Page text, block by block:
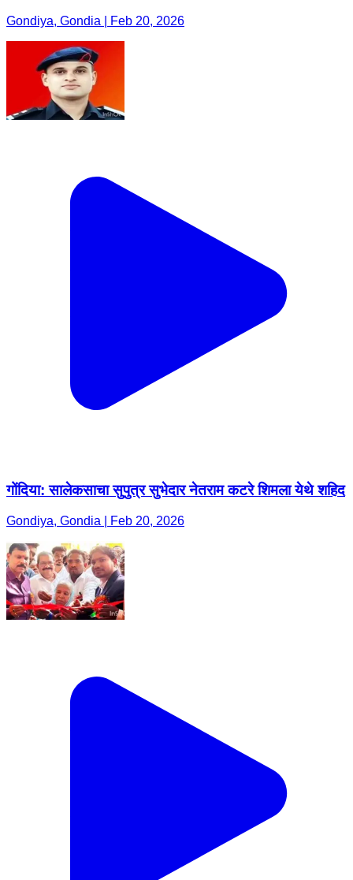
Gondiya, Gondia | Feb 20, 2026
गोंदिया: सालेकसाचा सुपुत्र सुभेदार नेतराम कटरे शिमला येथे शहिद
Gondiya, Gondia | Feb 20, 2026